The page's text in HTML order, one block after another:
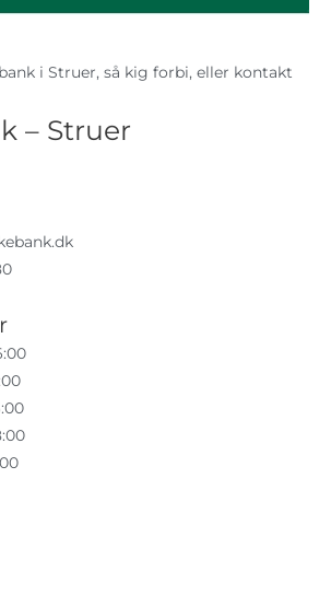
i Struer, så kig forbi, eller kontakt
– Struer